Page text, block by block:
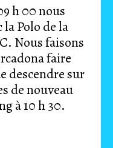
h 00 nous
Polo de la
Nous faisons
faire
descendre sur
de nouveau
à 10 h 30.